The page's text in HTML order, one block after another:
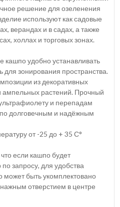
решение для озеленения
используют как садовые
верандах и в садах, а также
холлах и торговых зонах.
кашпо удобно устанавливать
для зонирования пространства.
из декоративных
ампельных растений. Прочный
и перепадам
долговечным и надёжным
от -25 до + 35 С°
если кашпо будет
запросу, для удобства
может быть укомплектовано
отверстием в центре